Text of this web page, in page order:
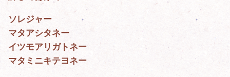
ソレジャー
マタアシタネー
イツモアリガトネー
マタミニキテヨネー